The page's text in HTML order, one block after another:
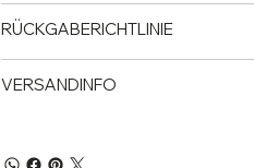
RÜCKGABERICHTLINIE
VERSANDINFO